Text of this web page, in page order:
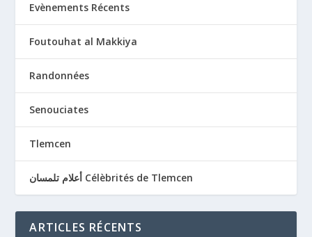
Evènements Récents
Foutouhat al Makkiya
Randonnées
Senouciates
Tlemcen
أعلام تلمسان Célèbrités de Tlemcen
ARTICLES RÉCENTS